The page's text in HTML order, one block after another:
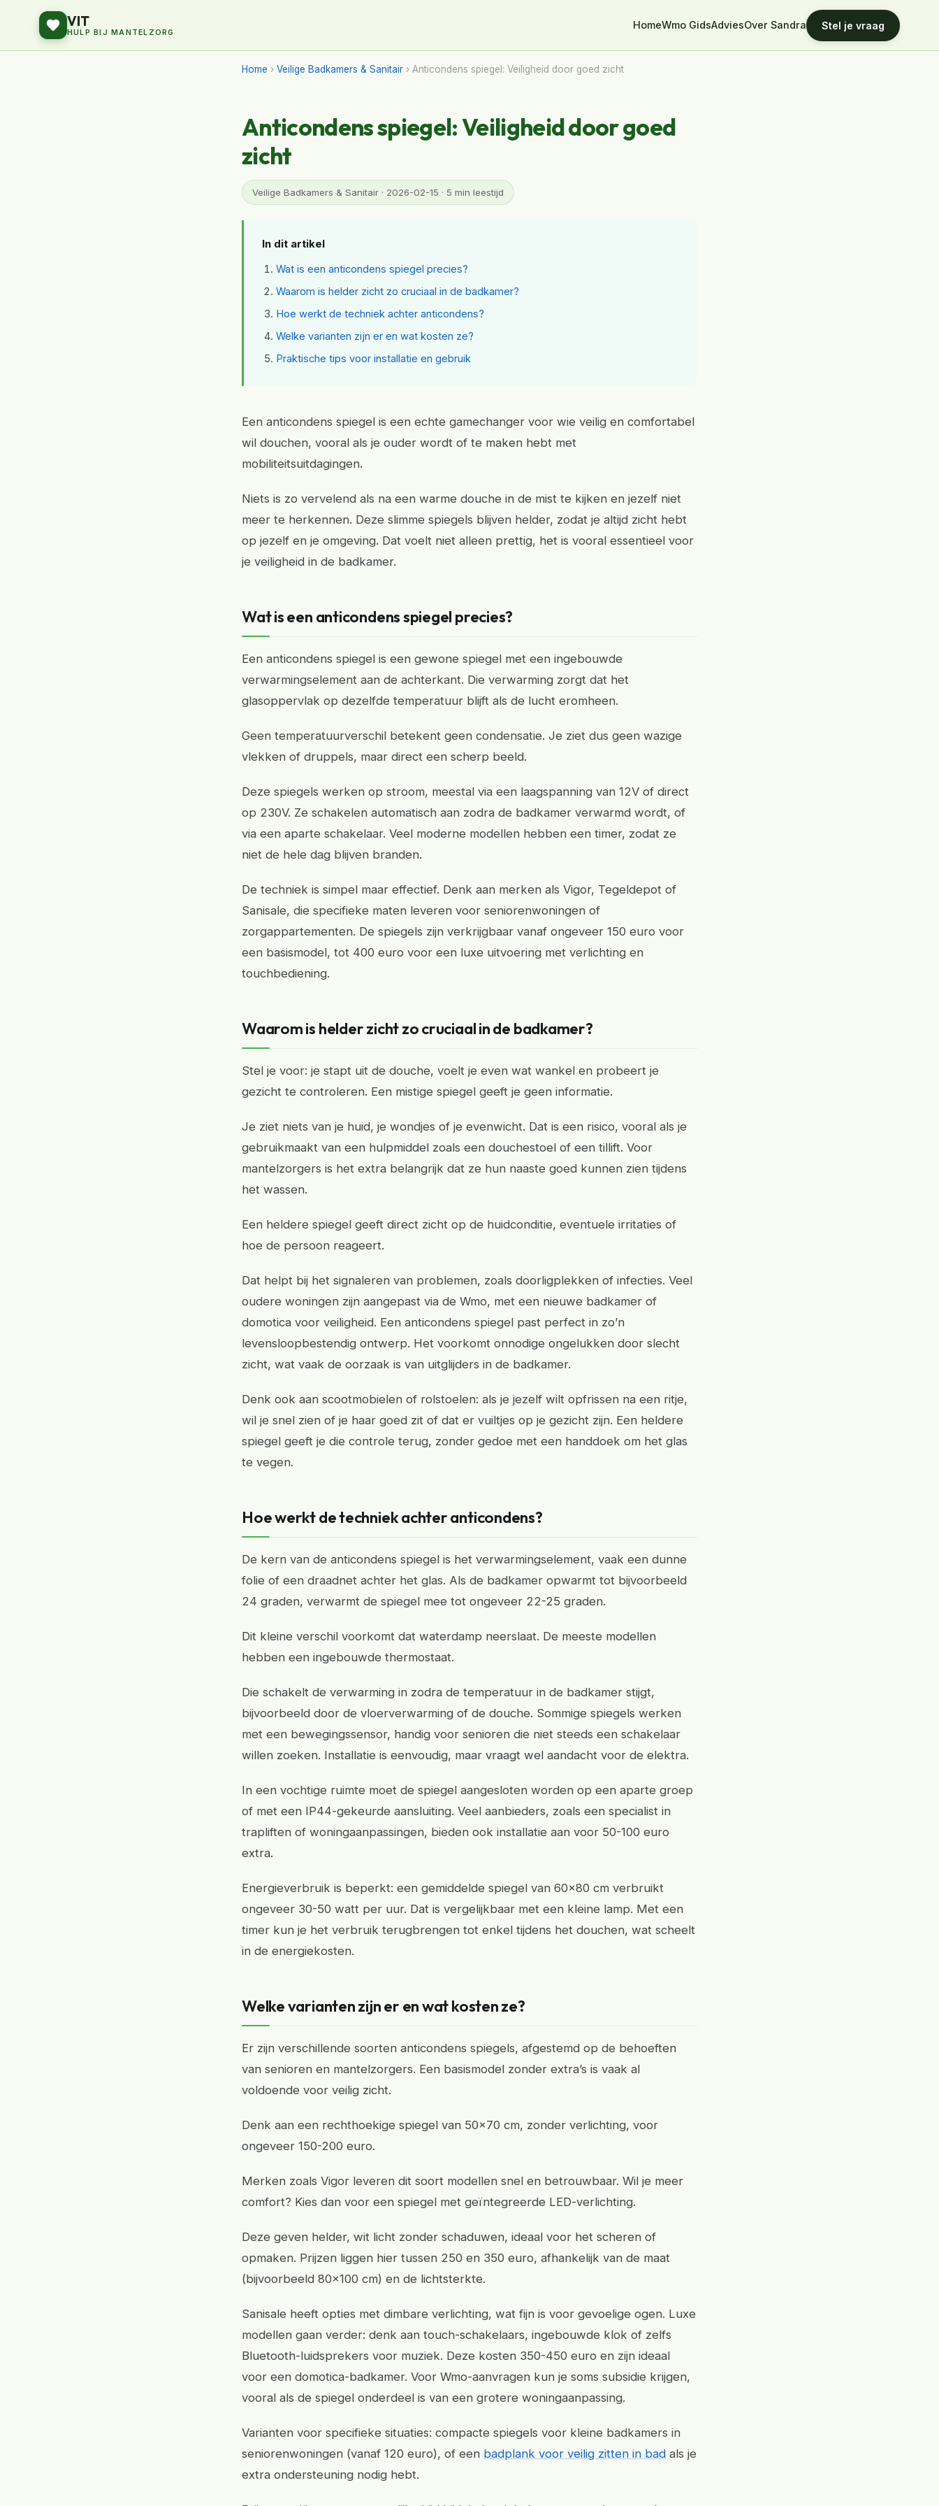
VIT
HULP BIJ MANTELZORG
HomeWmo GidsAdviesOver Sandra Stel je vraag
Home › Veilige Badkamers & Sanitair › Anticondens spiegel: Veiligheid door goed zicht
Anticondens spiegel: Veiligheid door goed
zicht
Veilige Badkamers & Sanitair · 2026-02-15 · 5 min leestijd
In dit artikel
Wat is een anticondens spiegel precies?
Waarom is helder zicht zo cruciaal in de badkamer?
Hoe werkt de techniek achter anticondens?
Welke varianten zijn er en wat kosten ze?
Praktische tips voor installatie en gebruik
Een anticondens spiegel is een echte gamechanger voor wie veilig en comfortabel
wil douchen, vooral als je ouder wordt of te maken hebt met
mobiliteitsuitdagingen.
Niets is zo vervelend als na een warme douche in de mist te kijken en jezelf niet
meer te herkennen. Deze slimme spiegels blijven helder, zodat je altijd zicht hebt
op jezelf en je omgeving. Dat voelt niet alleen prettig, het is vooral essentieel voor
je veiligheid in de badkamer.
Wat is een anticondens spiegel precies?
Een anticondens spiegel is een gewone spiegel met een ingebouwde
verwarmingselement aan de achterkant. Die verwarming zorgt dat het
glasoppervlak op dezelfde temperatuur blijft als de lucht eromheen.
Geen temperatuurverschil betekent geen condensatie. Je ziet dus geen wazige
vlekken of druppels, maar direct een scherp beeld.
Deze spiegels werken op stroom, meestal via een laagspanning van 12V of direct
op 230V. Ze schakelen automatisch aan zodra de badkamer verwarmd wordt, of
via een aparte schakelaar. Veel moderne modellen hebben een timer, zodat ze
niet de hele dag blijven branden.
De techniek is simpel maar effectief. Denk aan merken als Vigor, Tegeldepot of
Sanisale, die specifieke maten leveren voor seniorenwoningen of
zorgappartementen. De spiegels zijn verkrijgbaar vanaf ongeveer 150 euro voor
een basismodel, tot 400 euro voor een luxe uitvoering met verlichting en
touchbediening.
Waarom is helder zicht zo cruciaal in de badkamer?
Stel je voor: je stapt uit de douche, voelt je even wat wankel en probeert je
gezicht te controleren. Een mistige spiegel geeft je geen informatie.
Je ziet niets van je huid, je wondjes of je evenwicht. Dat is een risico, vooral als je
gebruikmaakt van een hulpmiddel zoals een douchestoel of een tillift. Voor
mantelzorgers is het extra belangrijk dat ze hun naaste goed kunnen zien tijdens
het wassen.
Een heldere spiegel geeft direct zicht op de huidconditie, eventuele irritaties of
hoe de persoon reageert.
Dat helpt bij het signaleren van problemen, zoals doorligplekken of infecties. Veel
oudere woningen zijn aangepast via de Wmo, met een nieuwe badkamer of
domotica voor veiligheid. Een anticondens spiegel past perfect in zo’n
levensloopbestendig ontwerp. Het voorkomt onnodige ongelukken door slecht
zicht, wat vaak de oorzaak is van uitglijders in de badkamer.
Denk ook aan scootmobielen of rolstoelen: als je jezelf wilt opfrissen na een ritje,
wil je snel zien of je haar goed zit of dat er vuiltjes op je gezicht zijn. Een heldere
spiegel geeft je die controle terug, zonder gedoe met een handdoek om het glas
te vegen.
Hoe werkt de techniek achter anticondens?
De kern van de anticondens spiegel is het verwarmingselement, vaak een dunne
folie of een draadnet achter het glas. Als de badkamer opwarmt tot bijvoorbeeld
24 graden, verwarmt de spiegel mee tot ongeveer 22-25 graden.
Dit kleine verschil voorkomt dat waterdamp neerslaat. De meeste modellen
hebben een ingebouwde thermostaat.
Die schakelt de verwarming in zodra de temperatuur in de badkamer stijgt,
bijvoorbeeld door de vloerverwarming of de douche. Sommige spiegels werken
met een bewegingssensor, handig voor senioren die niet steeds een schakelaar
willen zoeken. Installatie is eenvoudig, maar vraagt wel aandacht voor de elektra.
In een vochtige ruimte moet de spiegel aangesloten worden op een aparte groep
of met een IP44-gekeurde aansluiting. Veel aanbieders, zoals een specialist in
trapliften of woningaanpassingen, bieden ook installatie aan voor 50-100 euro
extra.
Energieverbruik is beperkt: een gemiddelde spiegel van 60x80 cm verbruikt
ongeveer 30-50 watt per uur. Dat is vergelijkbaar met een kleine lamp. Met een
timer kun je het verbruik terugbrengen tot enkel tijdens het douchen, wat scheelt
in de energiekosten.
Welke varianten zijn er en wat kosten ze?
Er zijn verschillende soorten anticondens spiegels, afgestemd op de behoeften
van senioren en mantelzorgers. Een basismodel zonder extra’s is vaak al
voldoende voor veilig zicht.
Denk aan een rechthoekige spiegel van 50x70 cm, zonder verlichting, voor
ongeveer 150-200 euro.
Merken zoals Vigor leveren dit soort modellen snel en betrouwbaar. Wil je meer
comfort? Kies dan voor een spiegel met geïntegreerde LED-verlichting.
Deze geven helder, wit licht zonder schaduwen, ideaal voor het scheren of
opmaken. Prijzen liggen hier tussen 250 en 350 euro, afhankelijk van de maat
(bijvoorbeeld 80x100 cm) en de lichtsterkte.
Sanisale heeft opties met dimbare verlichting, wat fijn is voor gevoelige ogen. Luxe
modellen gaan verder: denk aan touch-schakelaars, ingebouwde klok of zelfs
Bluetooth-luidsprekers voor muziek. Deze kosten 350-450 euro en zijn ideaal
voor een domotica-badkamer. Voor Wmo-aanvragen kun je soms subsidie krijgen,
vooral als de spiegel onderdeel is van een grotere woningaanpassing.
Varianten voor specifieke situaties: compacte spiegels voor kleine badkamers in
seniorenwoningen (vanaf 120 euro), of een badplank voor veilig zitten in bad als je
extra ondersteuning nodig hebt.